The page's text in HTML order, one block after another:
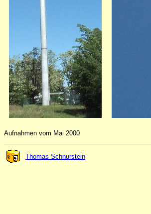
Aufnahmen vom Mai 2000
Thomas Schnurstein